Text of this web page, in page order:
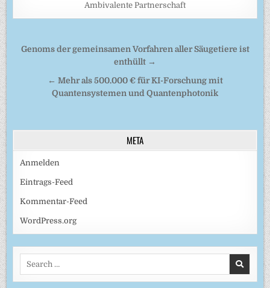
Ambivalente Partnerschaft
Beitragsnavigation
Genoms der gemeinsamen Vorfahren aller Säugetiere ist
enthüllt →
← Mehr als 500.000 € für KI-Forschung mit
Quantensystemen und Quantenphotonik
META
Anmelden
Eintrags-Feed
Kommentar-Feed
WordPress.org
Search